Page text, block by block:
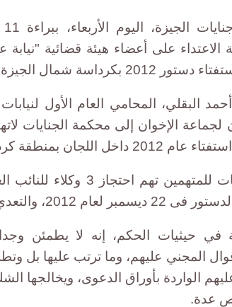
الاعتداء على أعضاء هيئة قضائية "نيابة
بكرداسة شمال الجيزة.
البقلي، المحامي العام الأول
لجماعة الإخوان إلى محكمة الجنايات
بمنطقة كرداسة بمحافظة الجيزة.
ونسبت التحقيقات للمتهمين
2012، والتعدي عليهم بالضرب.
في حيثيات الحكم، إنه لا يطمئن
المجني عليهم، وما ترتب عليها بل
الواردة بأوراق الدعوى، ويخالجها
عدة.